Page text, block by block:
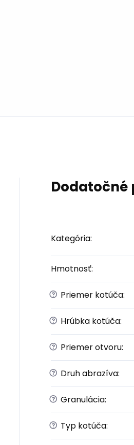
Kategória:
Hmotnosť:
? Priemer kotúča:
? Hrúbka kotúča:
? Priemer otvoru:
? Druh abrazíva:
? Granulácia:
? Typ kotúča: